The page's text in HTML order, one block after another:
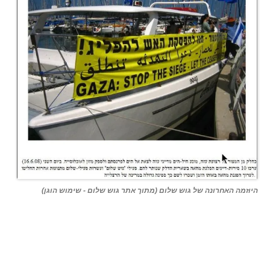
היוזמה האחרונה של גוש שלום (מתוך אתר גוש שלום - שימוש הוגן)